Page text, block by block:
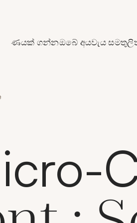
Municipal de Paris
ණයක් ගන්නඔබේ අයවැය